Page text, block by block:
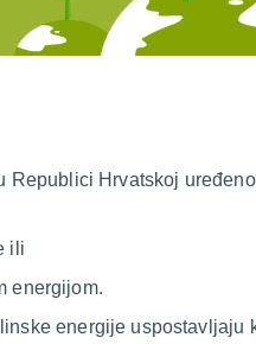
Republici Hrvatskoj
ili
energijom.
energije uspostavljaju